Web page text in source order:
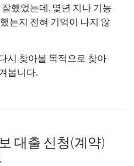
했었는데, 몇년 지나 기능
는지 전혀 기억이 나지 않
시 찾아볼 목적으로 찾아
봅니다.
본 기능 설정 방법
대출 신청(계약)